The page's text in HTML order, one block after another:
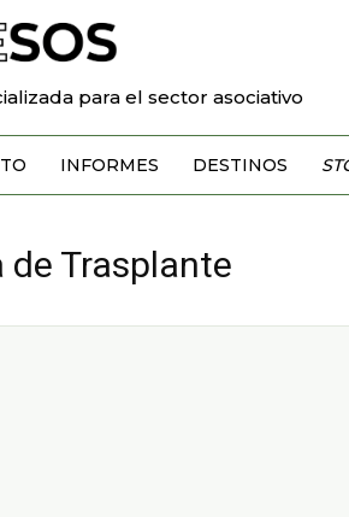
para el sector asociativo
INFORMES DESTINOS
de Trasplante